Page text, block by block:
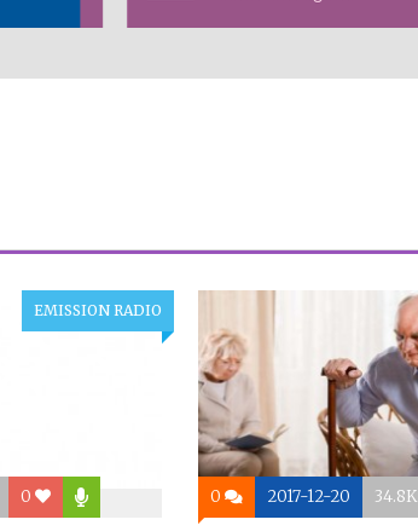
EMISSION RADIO
0 0 2017-12-20 34.8K